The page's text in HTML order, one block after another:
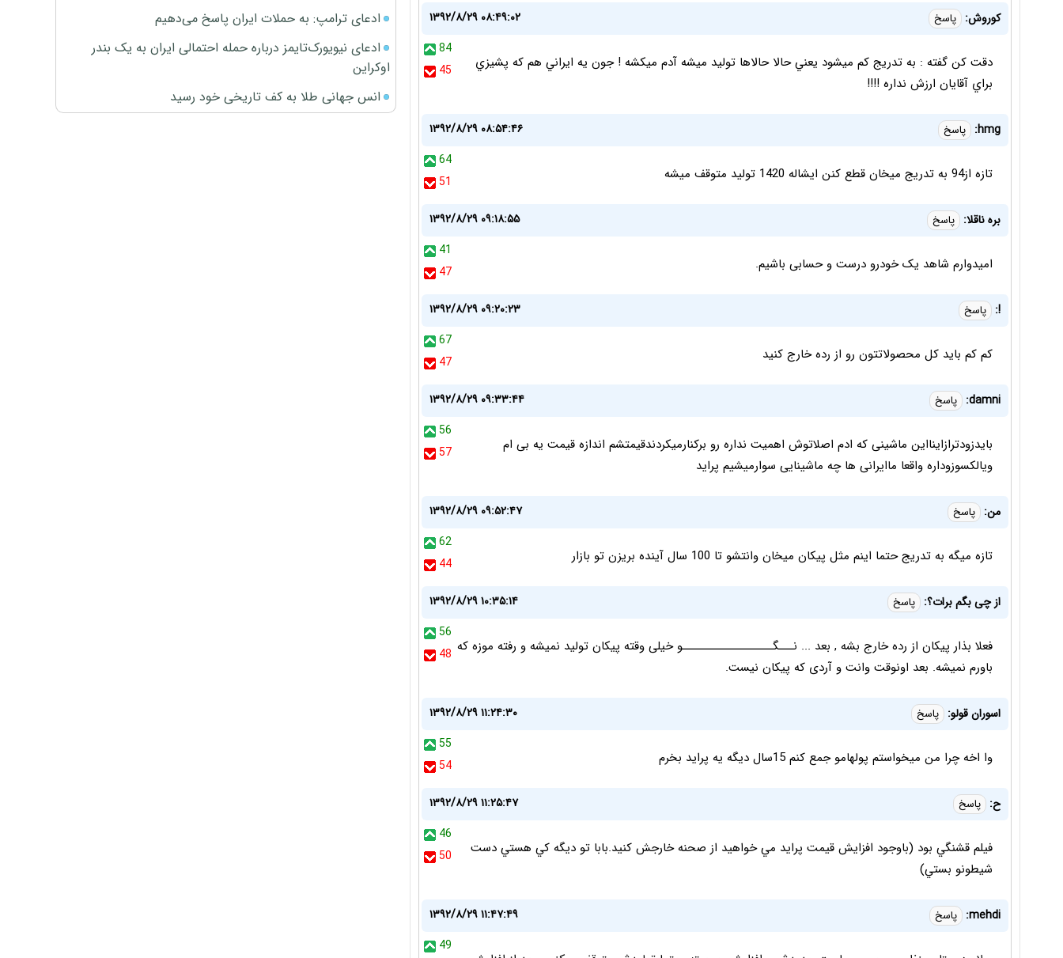
كوروش: پاسخ
۱۳۹۲/۸/۲۹ ۰۸:۴۹:۰۲
84
45
دقت كن گفته : به تدريج كم ميشود يعني حالا حالاها توليد ميشه آدم ميكشه ! جون يه ايراني هم كه پشيزي
براي آقايان ارزش نداره !!!!
hmg: پاسخ
۱۳۹۲/۸/۲۹ ۰۸:۵۴:۴۶
64
51
تازه از94 به تدریج میخان قطع کنن ایشاله 1420 تولید متوقف میشه
بره ناقلا: پاسخ
۱۳۹۲/۸/۲۹ ۰۹:۱۸:۵۵
41
47
امیدوارم شاهد یک خودرو درست و حسابی باشیم.
!: پاسخ
۱۳۹۲/۸/۲۹ ۰۹:۲۰:۲۳
67
47
كم كم بايد كل محصولاتتون رو از رده خارج كنيد
damni: پاسخ
۱۳۹۲/۸/۲۹ ۰۹:۳۳:۴۴
56
57
بایدزودترازاینااین ماشینی که ادم اصلاتوش اهمیت نداره رو برکنارمیکردندقیمتشم اندازه قیمت یه بی ام
ویالکسوزوداره واقعا ماایرانی ها چه ماشینایی سوارمیشیم پراید
من: پاسخ
۱۳۹۲/۸/۲۹ ۰۹:۵۲:۴۷
62
44
تازه میگه به تدریج حتما اینم مثل پیکان میخان وانتشو تا 100 سال آینده بریزن تو بازار
از چی بگم برات؟: پاسخ
۱۳۹۲/۸/۲۹ ۱۰:۳۵:۱۴
56
48 فعلا بذار پیکان از رده خارج بشه , بعد ... نـــگـــــــــــــــــــو خیلی وقته پیکان تولید نمیشه و رفته موزه که
باورم نمیشه. بعد اونوقت وانت و آردی که پیکان نیست.
اسوران قولو: پاسخ
۱۳۹۲/۸/۲۹ ۱۱:۲۴:۳۰
55
54
وا اخه چرا من میخواستم پولهامو جمع کنم 15سال دیگه یه پراید بخرم
ح: پاسخ
۱۳۹۲/۸/۲۹ ۱۱:۲۵:۴۷
46
50
فيلم قشنگي بود (باوجود افزايش قيمت پرايد مي خواهيد از صحنه خارجش کنيد.بابا تو ديگه کي هستي دست
شيطونو بستي)
mehdi: پاسخ
۱۳۹۲/۸/۲۹ ۱۱:۴۷:۴۹
49
ادعای ترامپ: به حملات ایران پاسخ می‌دهیم
ادعای نیویورک‌تایمز درباره حمله احتمالی ایران به یک بندر
اوکراین
انس جهانی طلا به کف تاریخی خود رسید